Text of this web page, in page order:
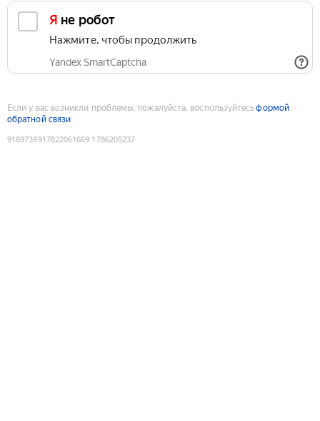
Я не робот
Нажмите, чтобы продолжить
Yandex SmartCaptcha
Если у вас возникли проблемы, пожалуйста, воспользуйтесьформой
обратной связи
9189739917822061669:1786205237